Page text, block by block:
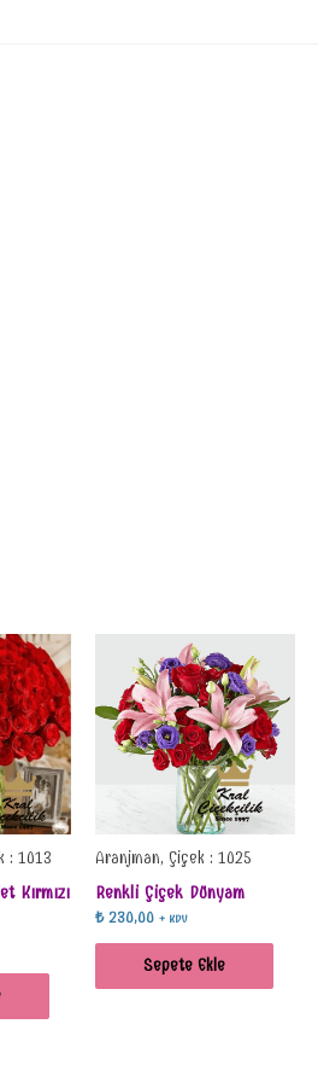
: 1013
Kırmızı
Aranjman, Çiçek : 1025
Renkli Çiçek Dünyam
₺230,00 + KDV
Sepete Ekle